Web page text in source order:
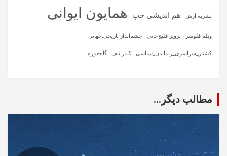
نشریه آرش هم اندیشی چپ همایون ایوانی
ویلم فلوسر پرویز قلیچ‌خانی چشم‌انداز تاریخی‌ـ‌جهانی
کشتار_سراسری_زندانیان_سیاسی کندراتیف گاه-دوره
مطالب دیگر...